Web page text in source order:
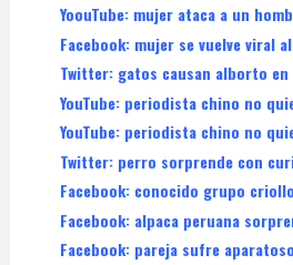
YoouTube: mujer ataca a un
Facebook: mujer se vuelve viral
Twitter: gatos causan alborto en
YouTube: periodista chino no
YouTube: periodista chino no
Twitter: perro sorprende con
Facebook: conocido grupo
Facebook: alpaca peruana
Facebook: pareja sufre